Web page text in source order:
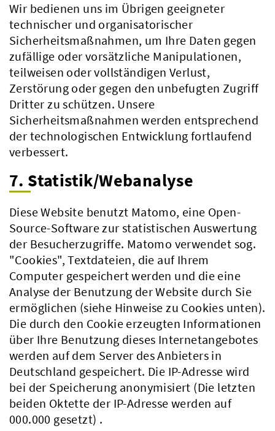
Wir bedienen uns im Übrigen geeigneter
technischer und organisatorischer
Sicherheitsmaßnahmen, um Ihre Daten gegen
zufällige oder vorsätzliche Manipulationen,
teilweisen oder vollständigen Verlust,
Zerstörung oder gegen den unbefugten Zugriff
Dritter zu schützen. Unsere
Sicherheitsmaßnahmen werden entsprechend
der technologischen Entwicklung fortlaufend
verbessert.
7. Statistik/Webanalyse
Diese Website benutzt Matomo, eine Open-
Source-Software zur statistischen Auswertung
der Besucherzugriffe. Matomo verwendet sog.
"Cookies", Textdateien, die auf Ihrem
Computer gespeichert werden und die eine
Analyse der Benutzung der Website durch Sie
ermöglichen (siehe Hinweise zu Cookies unten).
Die durch den Cookie erzeugten Informationen
über Ihre Benutzung dieses Internetangebotes
werden auf dem Server des Anbieters in
Deutschland gespeichert. Die IP-Adresse wird
bei der Speicherung anonymisiert (Die letzten
beiden Oktette der IP-Adresse werden auf
000.000 gesetzt) .